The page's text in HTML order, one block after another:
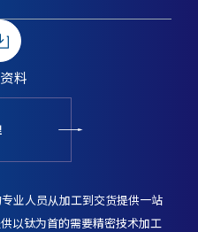
料
业人员从加工到交货提供一站
以钛为首的需要精密技术加工